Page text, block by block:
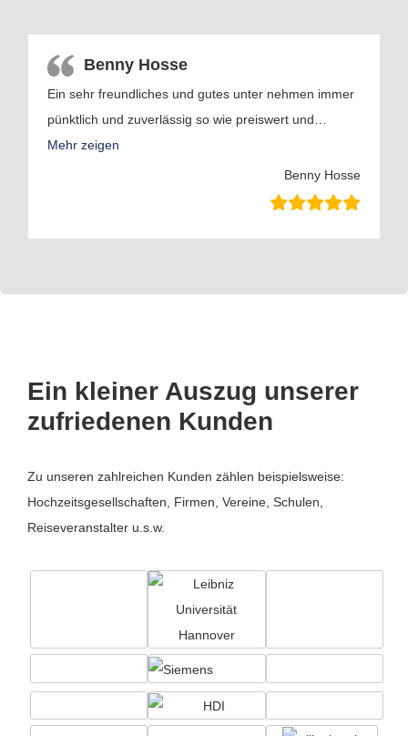
Benny Hosse
Ein sehr freundliches und gutes unter nehmen immer
pünktlich und zuverlässig so wie preiswert und…
Mehr zeigen
Benny Hosse
Ein kleiner Auszug unserer
zufriedenen Kunden
Zu unseren zahlreichen Kunden zählen beispielsweise:
Hochzeitsgesellschaften, Firmen, Vereine, Schulen,
Reiseveranstalter u.s.w.